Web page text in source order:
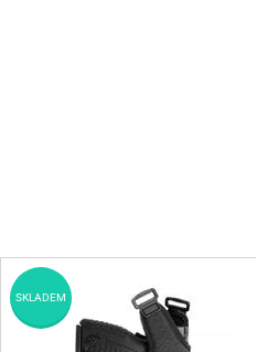
SKLADEM